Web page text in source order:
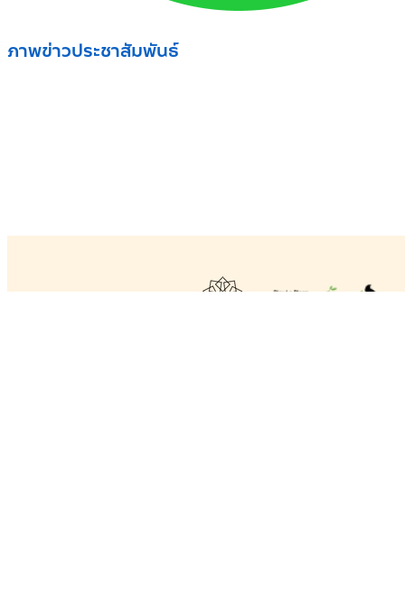
ภาพข่าวประชาสัมพันธ์